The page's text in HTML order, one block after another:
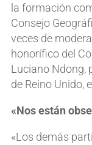
la formación
Consejo
veces de
honorífico del
Luciano Ndong,
de Reino Unido,
«Nos están
«Los demás